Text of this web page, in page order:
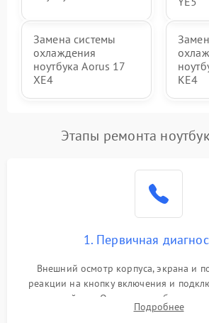
Замена системы
охлаждения
ноутбука Aorus 17
XE4
KE4
Этапы ремонта
1. Первичная
Внешний осмотр корпуса, экрана и
реакции на кнопку включения и
устройства. Оценка потребления
лабораторного блока питания для
Подробнее